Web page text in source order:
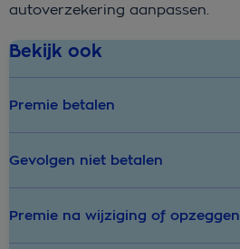
autoverzekering aanpassen.
Bekijk ook
Premie betalen
Gevolgen niet betalen
Premie na wijziging of opzeggen